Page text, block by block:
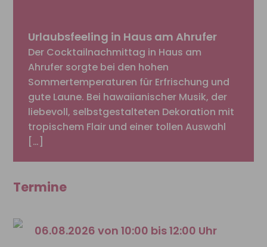
Urlaubsfeeling in Haus am Ahrufer
Der Cocktailnachmittag in Haus am
Ahrufer sorgte bei den hohen
Sommertemperaturen für Erfrischung und
gute Laune. Bei hawaiianischer Musik, der
liebevoll, selbstgestalteten Dekoration mit
tropischem Flair und einer tollen Auswahl
[…]
Termine
06.08.2026 von 10:00 bis 12:00 Uhr